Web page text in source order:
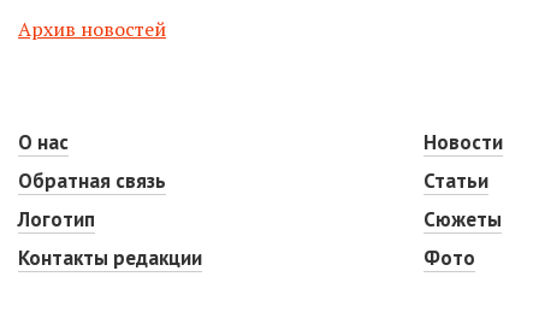
Архив новостей
О нас
Обратная связь
Логотип
Контакты редакции
Новости
Статьи
Сюжеты
Фото